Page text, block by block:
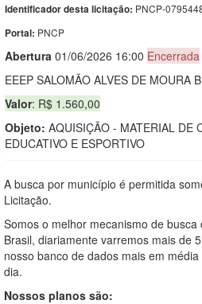
Identificador desta licitação: PNCP-
Portal: PNCP
Abertura 01/06/2026 16:00 Encerrada
EEEP SALOMÃO ALVES DE MOURA
Valor: R$ 1.560,00
Objeto: AQUISIÇÃO - MATERIAL DE
EDUCATIVO E ESPORTIVO
A busca por município é permitida
Licitação.
Somos o melhor mecanismo de busca
Brasil, diariamente varremos mais de
nosso banco de dados mais em
dia.
Nossos planos são: